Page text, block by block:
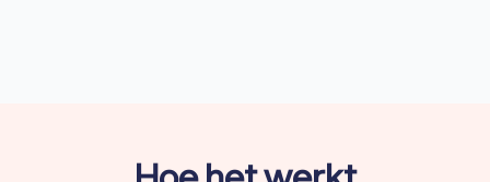
Een diëtist is een deskundige op het gebied van voeding en